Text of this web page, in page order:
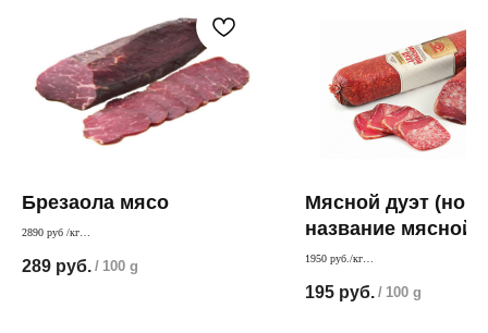
Брезаола мясо
2890 руб /кг
итальянским рецептам,, ароматное и вкусное
289 руб. / 100 g
Мясной дуэт
название мясной
1950 руб./кг
остринка
195 руб. / 100 g